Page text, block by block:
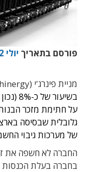
פורסם בתאריך יולי 2, 2026
מניית פינרג'י (Phinergy)
על חתימת מזכר
גלובלית שבסיסה
של מערכות גיבוי
החברה לא חשפה את
בחברה בעלת הכנסות